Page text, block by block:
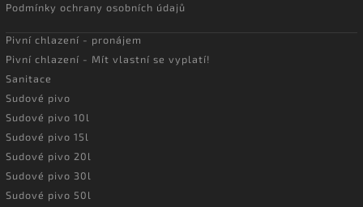
Podmínky ochrany osobních údajů
Pivní chlazení - pronájem
Pivní chlazení - Mít vlastní se vyplatí!
Sanitace
Sudové pivo
Sudové pivo 10l
Sudové pivo 15l
Sudové pivo 20l
Sudové pivo 30l
Sudové pivo 50l